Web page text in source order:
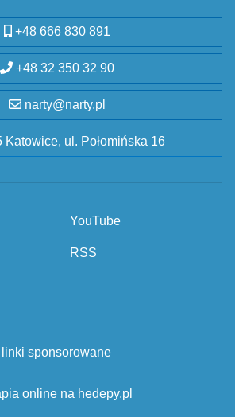
+48 666 830 891
+48 32 350 32 90
narty@narty.pl
ul. Połomińska 16
YouTube
RSS
linki sponsorowane
online na hedepy.pl